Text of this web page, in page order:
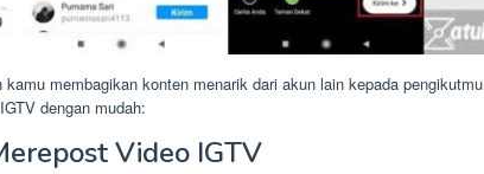
membagikan konten menarik dari akun lain kepada pengikutmu
dengan mudah:
Video IGTV